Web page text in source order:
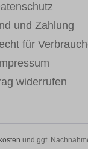
und Zahlung
für
widerrufen
und ggf.